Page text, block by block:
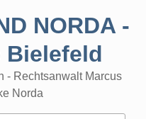
NORDA -
Bielefeld
- Rechtsanwalt Marcus
Norda